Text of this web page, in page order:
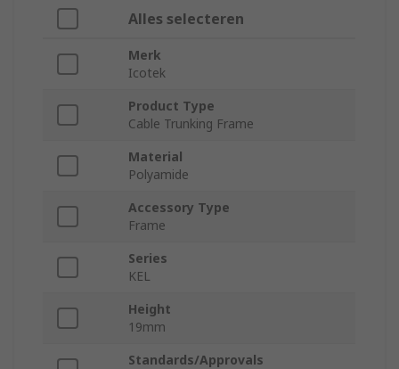
Alles selecteren
Merk
Icotek
Product Type
Cable Trunking Frame
Material
Polyamide
Accessory Type
Frame
Series
KEL
Height
19mm
Standards/Approvals